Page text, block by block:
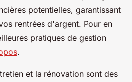
potentielles, garantissant
rentrées d'argent. Pour en
pratiques de gestion
.
et la rénovation sont des